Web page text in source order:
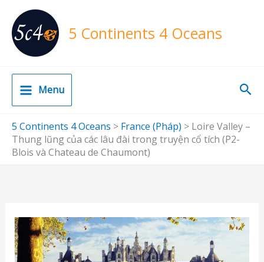
content
5 Continents 4 Oceans
Menu
5 Continents 4 Oceans > France (Pháp) > Loire Valley –
Thung lũng của các lâu đài trong truyện cổ tích (P2-
Blois và Chateau de Chaumont)